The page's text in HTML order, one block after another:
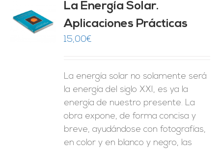
La Energía Solar.
Aplicaciones Prácticas
15,00€
La energía solar no solamente será
la energía del siglo XXI, es ya la
energía de nuestro presente. La
obra expone, de forma concisa y
breve, ayudándose con fotografías,
en color y en blanco y negro, las